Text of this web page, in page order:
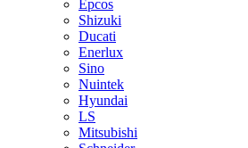
Epcos
Shizuki
Ducati
Enerlux
Sino
Nuintek
Hyundai
LS
Mitsubishi